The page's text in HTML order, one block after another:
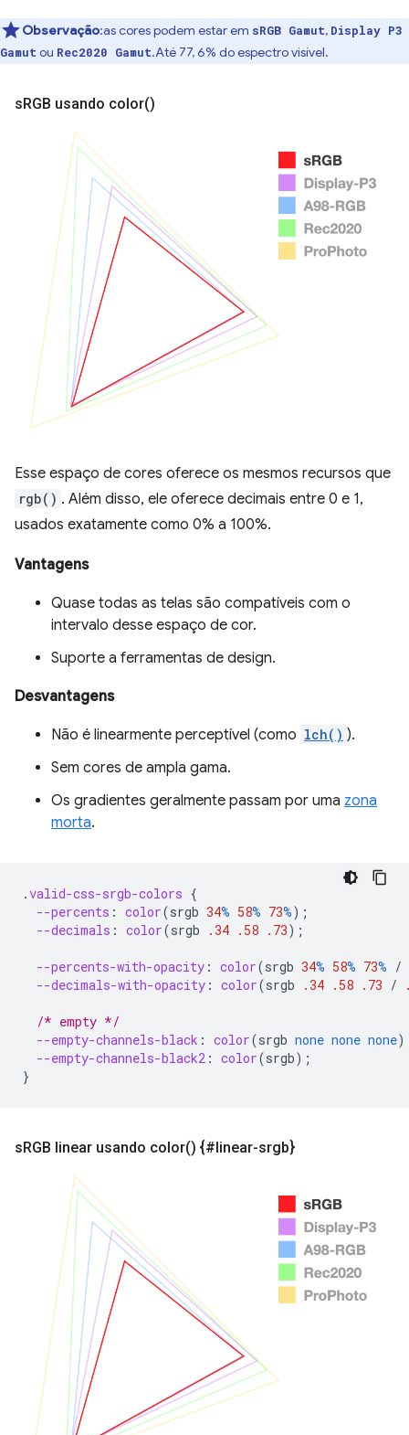
Observação:as cores podem estar em sRGB Gamut, Display P3
Gamutou Rec2020 Gamut.Até 77, 6% do espectro visível.
s RGB usando color()
Esse espaço de cores oferece os mesmos recursos que
rgb() . Além disso, ele oferece decimais entre 0 e 1,
usados exatamente como 0% a 100%.
Vantagens
Quase todas as telas são compatíveis com o
intervalo desse espaço de cor.
Suporte a ferramentas de design.
Desvantagens
Não é linearmente perceptível (como lch() ).
Sem cores de ampla gama.
Os gradientes geralmente passam por uma zona
morta.
.valid-css-srgb-colors {
--percents : color(srgb 34% 58% 73%);
--decimals : color(srgb .34 .58 .73);
--percents-with-opacity : color(srgb 34% 58% 73% /
--decimals-with-opacity : color(srgb .34 .58 .73 /
/* empty */
--empty-channels-black : color(srgb none none none
--empty-channels-black2 : color(srgb);
}
s RGB linear usando color() {#linear-srgb}